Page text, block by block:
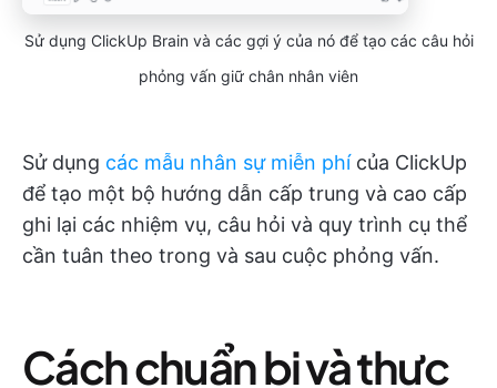
Sử dụng ClickUp Brain và các gợi ý của nó để tạo các câu hỏi
phỏng vấn giữ chân nhân viên
Sử dụng các mẫu nhân sự miễn phícủa ClickUp
để tạo một bộ hướng dẫn cấp trung và cao cấp
ghi lại các nhiệm vụ, câu hỏi và quy trình cụ thể
cần tuân theo trong và sau cuộc phỏng vấn.
Cách chuẩn bị và thực